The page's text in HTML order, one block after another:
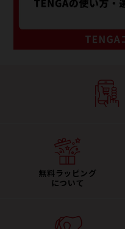
無料ラッピング
について